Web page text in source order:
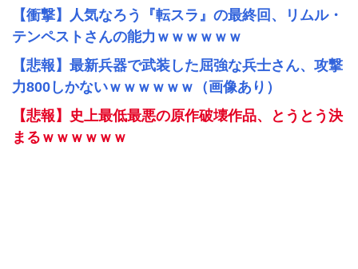
【衝撃】人気なろう『転スラ』の最終回、リムル・
テンペストさんの能力ｗｗｗｗｗｗ
【悲報】最新兵器で武装した屈強な兵士さん、攻撃
力800しかないｗｗｗｗｗｗ（画像あり）
【悲報】史上最低最悪の原作破壊作品、とうとう決
まるｗｗｗｗｗｗ